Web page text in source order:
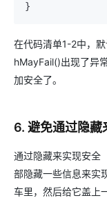
}
在代码清单1-2中，
hMayFail()出现了异
加安全了。
6. 避免通过隐藏
通过隐藏来实现安
部隐藏一些信息来实
车里，然后给它盖上